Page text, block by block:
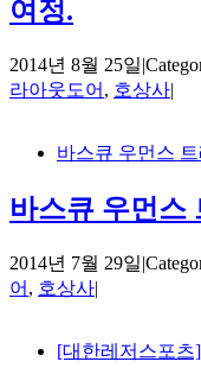
여정.
2014년 8월 25일|
라아웃도어 , 호상사|
바스큐 우먼스
바스큐 우먼스
2014년 7월 29일|
어 , 호상사|
[대한레저스포츠